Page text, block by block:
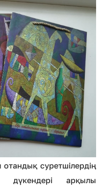
суретшілердің
дүкендері арқылы